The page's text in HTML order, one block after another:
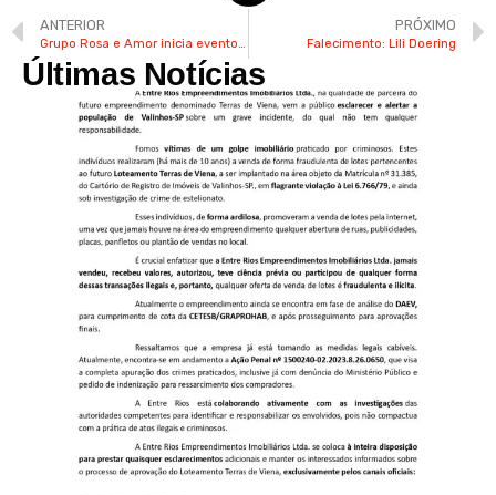
ANTERIOR
Grupo Rosa e Amor inicia eventos para o mês das mulheres
PRÓXIMO
Falecimento: Lili Doering
Últimas Notícias